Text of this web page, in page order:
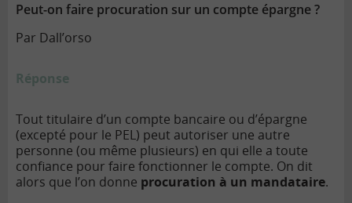
Peut-on faire procuration sur un compte épargne ?
Par Dall’orso
Réponse
Tout titulaire d’un compte bancaire ou d’épargne
(excepté pour le PEL) peut autoriser une autre
personne (ou même plusieurs) en qui elle a toute
confiance pour faire fonctionner le compte. On dit
alors que l’on donne procuration à un mandataire.